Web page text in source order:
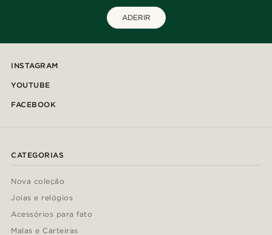
ADERIR
INSTAGRAM
YOUTUBE
FACEBOOK
CATEGORIAS
Nova coleção
Joias e relógios
Acessórios para fato
Malas e Carteiras